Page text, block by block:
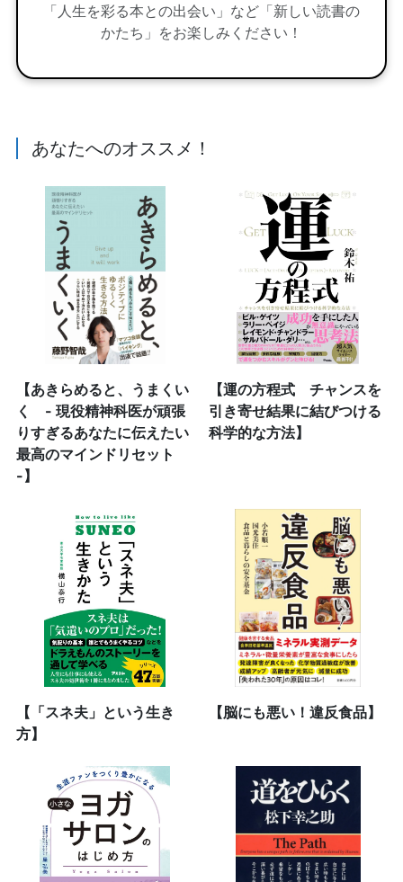
「人生を彩る本との出会い」など「新しい読書の
かたち」をお楽しみください！
あなたへのオススメ！
【あきらめると、うまくい
く - 現役精神科医が頑張
りすぎるあなたに伝えたい
最高のマインドリセット
-】
【運の方程式 チャンスを
引き寄せ結果に結びつける
科学的な方法】
【「スネ夫」という生き
方】
【脳にも悪い！違反食品】